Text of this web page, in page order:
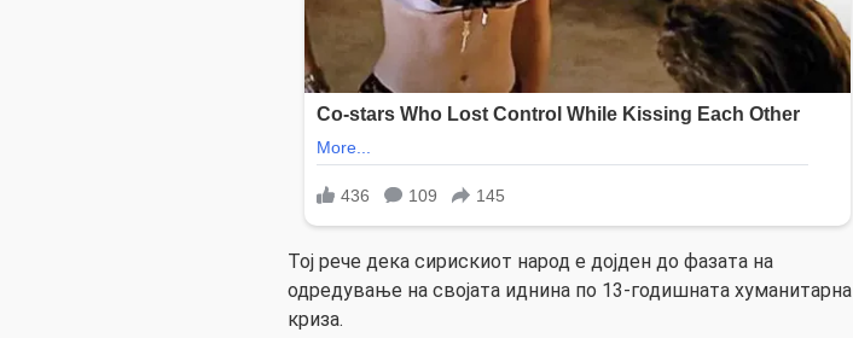
Тој рече дека сирискиот народ е дојден до фазата на
одредување на својата иднина по 13-годишната хуманитарна
криза.